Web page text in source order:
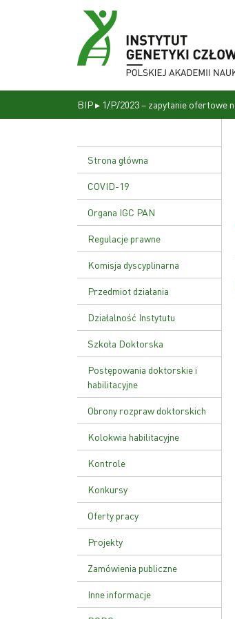
BIP▸ 1/P/2023 – zapytanie ofertowe
Strona główna
COVID-19
Organa IGC PAN
Dyrekcja
Rada naukowa
Regulacje prawne
Statut Instytutu
Uchwała nr 17/02
Ustawa o PAN
Komisja dyscyplinarna
Przedmiot działania
Działalność Instytutu
Zakład Genetyki Molekularnej
i Translacyjnej
Zakład Funkcji Kwasów
Nukleinowych
Zakład Patologii Molekularnej
Zakład Zaawansowanych
Terapii Biomedycznych i
Niepłodności
Zakład Genetyki Nowotworów
Zakład Biologii Rozrodu i
Genomiki Gamet
Szkoła Doktorska
Plan zajęć
Rekrutacja
Postępowania doktorskie i
habilitacyjne
Obrony rozpraw doktorskich
Kolokwia habilitacyjne
Kontrole
Kontrola zarządcza
Kontrole zewnętrzne
sprawie kontroli zarządczej
Konkursy
Oferty pracy
Projekty
Zamówienia publiczne
Inne informacje